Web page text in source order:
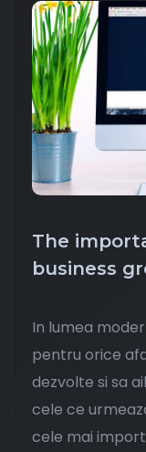
The
business
In lumea
pentru orice
dezvolte si sa
cele ce
cele mai